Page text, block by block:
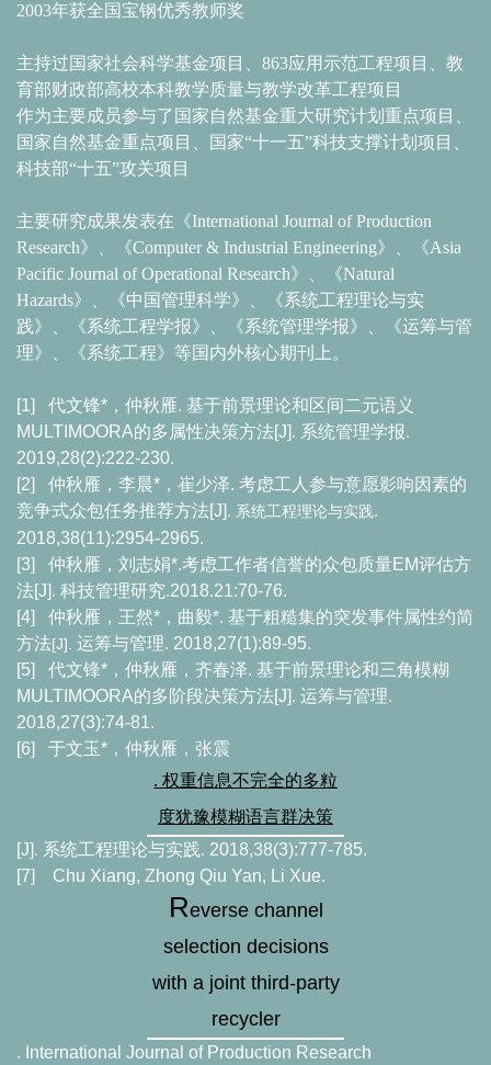
2003年获全国宝钢优秀教师奖
主持过国家社会科学基金项目、863应用示范工程项目、教
育部财政部高校本科教学质量与教学改革工程项目
作为主要成员参与了国家自然基金重大研究计划重点项目、
国家自然基金重点项目、国家“十一五”科技支撑计划项目、
科技部“十五”攻关项目
主要研究成果发表在《International Journal of Production
Research》、《Computer & Industrial Engineering》、《Asia
Pacific Journal of Operational Research》、《Natural
Hazards》、《中国管理科学》、《系统工程理论与实
践》、《系统工程学报》、《系统管理学报》、《运筹与管
理》、《系统工程》等国内外核心期刊上。
[1] 代文锋* ，仲秋雁. 基于前景理论和区间二元语义
MULTIMOORA的多属性决策方法[J]. 系统管理学报.
2019,28(2):222-230.
[2]
仲秋雁，李晨* ，崔少泽. 考虑工人参与意愿影响因素的
竞争式众包任务推荐方法[J]. 系统工程理论与实践.
2018,38(11):2954-2965.
[3]
仲秋雁，刘志娟*.考虑工作者信誉的众包质量EM评估方
法[J]. 科技管理研究.2018.21:70-76.
[4]
仲秋雁，王然* ，曲毅*. 基于粗糙集的突发事件属性约简
方法[J]. 运筹与管理. 2018,27(1):89-95.
[5]
代文锋* ，仲秋雁，齐春泽. 基于前景理论和三角模糊
MULTIMOORA的多阶段决策方法[J]. 运筹与管理.
2018,27(3):74-81.
[6]
于文玉* ，仲秋雁，张震
. 权重信息不完全的多粒
度犹豫模糊语言群决策
[J]. 系统工程理论与实践. 2018,38(3):777-785.
[7]
Chu Xiang, Zhong Qiu Yan, Li Xue.
Reverse channel
selection decisions
with a joint third-party
recycler
. International Journal of Production Research